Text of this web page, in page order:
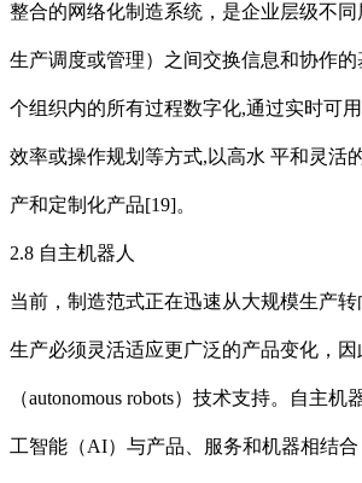
整合的网络化制造系统，是企业层级不同
生产调度或管理）之间交换信息和协作
个组织内的所有过程数字化,通过实时可
效率或操作规划等方式,以高水 平和灵活
产和定制化产品[19]。
2.8 自主机器人
当前，制造范式正在迅速从大规模生产
生产必须灵活适应更广泛的产品变化，因
（autonomous robots）技术支持。自主机
工智能（AI）与产品、服务和机器相结